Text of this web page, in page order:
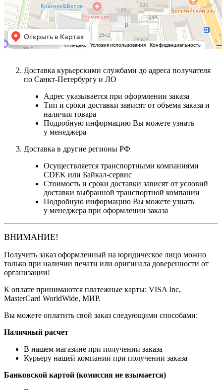
Доставка курьерскими службами до адреса получателя
по Санкт-Петербургу и ЛО
Адрес указывается при оформлении заказа
Тип и сроки доставки зависят от объема заказа и
наличия товара
Подробную информацию Вы можете узнать
у менеджера
Доставка в другие регионы РФ
Осуществляется транспортными компаниями
CDEK или Байкал-сервис
Стоимость и сроки доставки зависят от условий
доставки выбранной транспортной компании
Подробную информацию Вы можете узнать
у менеджера при оформлении заказа
ВНИМАНИЕ!
Получить заказ оформленный на юридическое лицо можно
только при наличии печати или оригинала доверенности от
организации!
К оплате принимаются платежные карты: VISA Inc,
MasterCard WorldWide, МИР.
Вы можете оплатить свой заказ следующими способами:
Наличный расчет
В нашем магазине при получении заказа
Курьеру нашей компании при получении заказа
Банковской картой (комиссия не взымается)